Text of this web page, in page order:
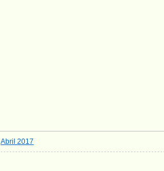
Abril 2017